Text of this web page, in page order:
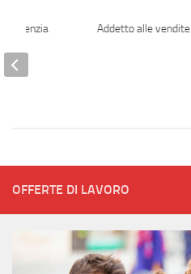
Addetto alle vendite
agenzia
OFFERTE DI LAVORO